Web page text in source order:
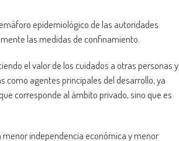
epidemiológico de las autoridades
las medidas de confinamiento.
el valor de los cuidados a otras personas y
como agentes principales del desarrollo, ya
corresponde al ámbito privado, sino que es
independencia económica y menor